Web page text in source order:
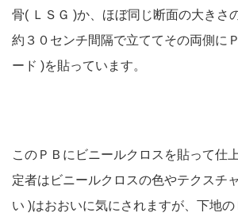
骨( ＬＳＧ )か、ほぼ同じ断面の大きさ
約３０センチ間隔で立ててその両側に
ード )を貼っています。
このＰＢにビニールクロスを貼って仕
定者はビニールクロスの色やテクスチ
い )はおおいに気にされますが、下地